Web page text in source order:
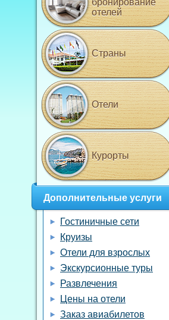
бронирование
отелей
Страны
Отели
Курорты
Дополнительные услуги
Гостиничные сети
Круизы
Отели для взрослых
Экскурсионные туры
Развлечения
Цены на отели
Заказ авиабилетов